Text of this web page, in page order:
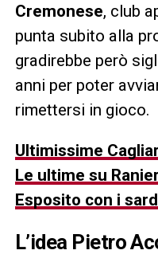
Cremonese, club
punta subito alla
gradirebbe però
anni per poter
rimettersi in gioco.
Ultimissime
Le ultime su
Esposito con i
L’idea Pietro